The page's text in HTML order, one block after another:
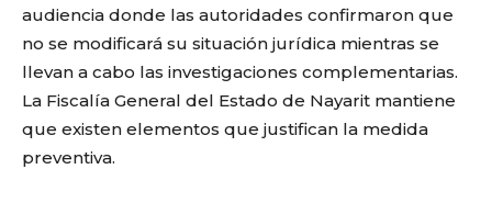
audiencia donde las autoridades confirmaron que
no se modificará su situación jurídica mientras se
llevan a cabo las investigaciones complementarias.
La Fiscalía General del Estado de Nayarit mantiene
que existen elementos que justifican la medida
preventiva.